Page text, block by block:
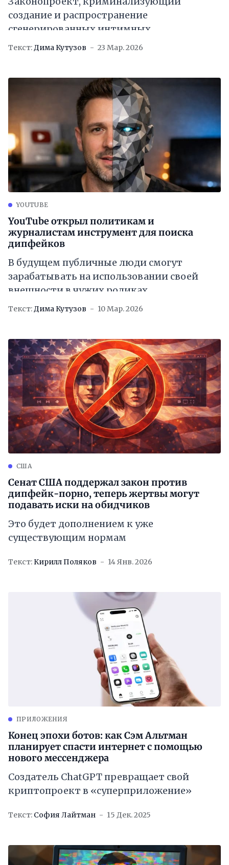
создание и распространение
сгенерированных интимных
изображений, представят до конца недели
Текст:Дима Кутузов 23 Мар. 2026
YOUTUBE
YouTube открыл политикам и
журналистам инструмент для поиска
дипфейков
В будущем публичные люди смогут
зарабатывать на использовании своей
внешности в чужих роликах
Текст:Дима Кутузов 10 Мар. 2026
США
Сенат США поддержал закон против
дипфейк-порно, теперь жертвы могут
подавать иски на обидчиков
Это будет дополнением к уже
существующим нормам
Текст: Кирилл Поляков 14 Янв. 2026
ПРИЛОЖЕНИЯ
Конец эпохи ботов: как Сэм Альтман
планирует спасти интернет с помощью
нового мессенджера
Создатель ChatGPT превращает свой
криптопроект в «суперприложение»
Текст: София Лайтман 15 Дек. 2025